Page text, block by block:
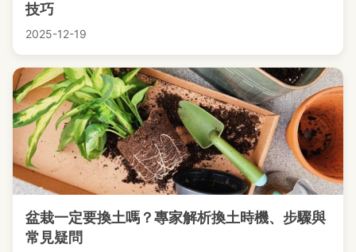
技巧
2025-12-19
盆栽一定要換土嗎？專家解析換土時機、步驟與
常見疑問